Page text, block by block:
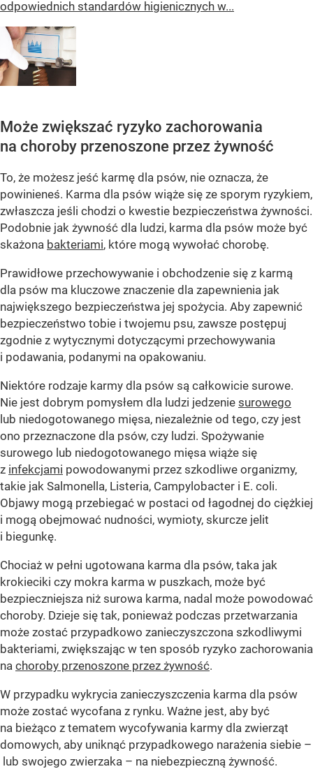
odpowiednich standardów higienicznych w...
Może zwiększać ryzyko zachorowania
na choroby przenoszone przez żywność
To, że możesz jeść karmę dla psów, nie oznacza, że ​​
powinieneś. Karma dla psów wiąże się ze sporym ryzykiem,
zwłaszcza jeśli chodzi o kwestie bezpieczeństwa żywności.
Podobnie jak żywność dla ludzi, karma dla psów może być
skażona bakteriami, które mogą wywołać chorobę.
Prawidłowe przechowywanie i obchodzenie się z karmą
dla psów ma kluczowe znaczenie dla zapewnienia jak
największego bezpieczeństwa jej spożycia. Aby zapewnić
bezpieczeństwo tobie i twojemu psu, zawsze postępuj
zgodnie z wytycznymi dotyczącymi przechowywania
i podawania, podanymi na opakowaniu.
Niektóre rodzaje karmy dla psów są całkowicie surowe.
Nie jest dobrym pomysłem dla ludzi jedzenie surowego
lub niedogotowanego mięsa, niezależnie od tego, czy jest
ono przeznaczone dla psów, czy ludzi. Spożywanie
surowego lub niedogotowanego mięsa wiąże się
z infekcjami powodowanymi przez szkodliwe organizmy,
takie jak Salmonella, Listeria, Campylobacter i E. coli.
Objawy mogą przebiegać w postaci od łagodnej do ciężkiej
i mogą obejmować nudności, wymioty, skurcze jelit
i biegunkę.
Chociaż w pełni ugotowana karma dla psów, taka jak
krokieciki czy mokra karma w puszkach, może być
bezpieczniejsza niż surowa karma, nadal może powodować
choroby. Dzieje się tak, ponieważ podczas przetwarzania
może zostać przypadkowo zanieczyszczona szkodliwymi
bakteriami, zwiększając w ten sposób ryzyko zachorowania
na choroby przenoszone przez żywność.
W przypadku wykrycia zanieczyszczenia karma dla psów
może zostać wycofana z rynku. Ważne jest, aby być
na bieżąco z tematem wycofywania karmy dla zwierząt
domowych, aby uniknąć przypadkowego narażenia siebie –
lub swojego zwierzaka – na niebezpieczną żywność.